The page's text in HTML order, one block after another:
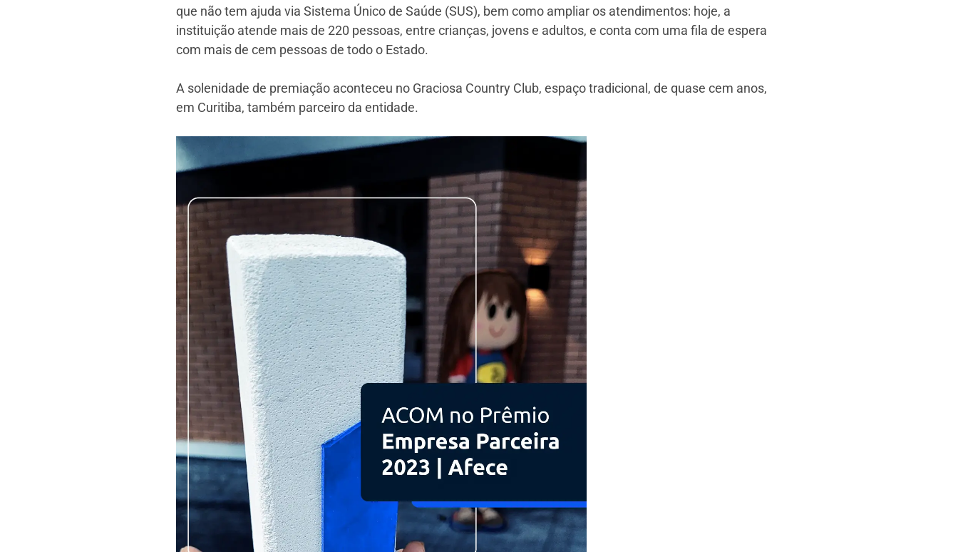
que não tem ajuda via Sistema Único de Saúde (SUS), bem como ampliar os atendimentos: hoje, a
instituição atende mais de 220 pessoas, entre crianças, jovens e adultos, e conta com uma fila de espera
com mais de cem pessoas de todo o Estado.
A solenidade de premiação aconteceu no Graciosa Country Club, espaço tradicional, de quase cem anos,
em Curitiba, também parceiro da entidade.